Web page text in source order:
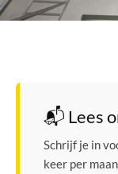
📬 Lees
Schrijf je in
keer per